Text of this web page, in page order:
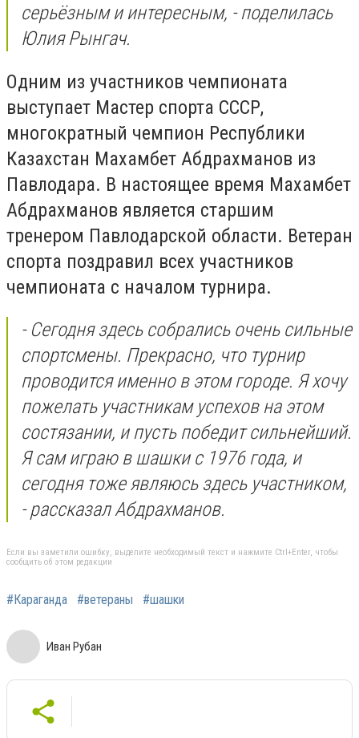
серьёзным и интересным, - поделилась
Юлия Рынгач.
Одним из участников чемпионата
выступает Мастер спорта СССР,
многократный чемпион Республики
Казахстан Махамбет Абдрахманов из
Павлодара. В настоящее время Махамбет
Абдрахманов является старшим
тренером Павлодарской области. Ветеран
спорта поздравил всех участников
чемпионата с началом турнира.
- Сегодня здесь собрались очень сильные
спортсмены. Прекрасно, что турнир
проводится именно в этом городе. Я хочу
пожелать участникам успехов на этом
состязании, и пусть победит сильнейший.
Я сам играю в шашки с 1976 года, и
сегодня тоже являюсь здесь участником,
- рассказал Абдрахманов.
Если вы заметили ошибку, выделите необходимый текст и нажмите Ctrl+Enter, чтобы
сообщить об этом редакции
#Караганда #ветераны #шашки
Иван Рубан